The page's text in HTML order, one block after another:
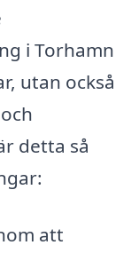
i Torhamn
utan också
detta så
att